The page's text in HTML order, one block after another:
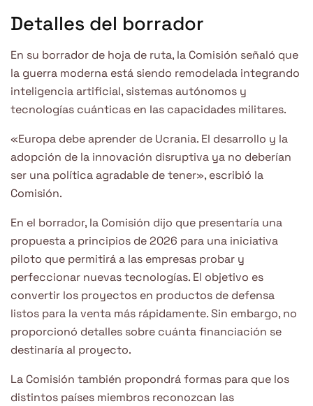
Detalles del borrador
En su borrador de hoja de ruta, la Comisión señaló que
la guerra moderna está siendo remodelada integrando
inteligencia artificial, sistemas autónomos y
tecnologías cuánticas en las capacidades militares.
«Europa debe aprender de Ucrania. El desarrollo y la
adopción de la innovación disruptiva ya no deberían
ser una política agradable de tener», escribió la
Comisión.
En el borrador, la Comisión dijo que presentaría una
propuesta a principios de 2026 para una iniciativa
piloto que permitirá a las empresas probar y
perfeccionar nuevas tecnologías. El objetivo es
convertir los proyectos en productos de defensa
listos para la venta más rápidamente. Sin embargo, no
proporcionó detalles sobre cuánta financiación se
destinaría al proyecto.
La Comisión también propondrá formas para que los
distintos países miembros reconozcan las